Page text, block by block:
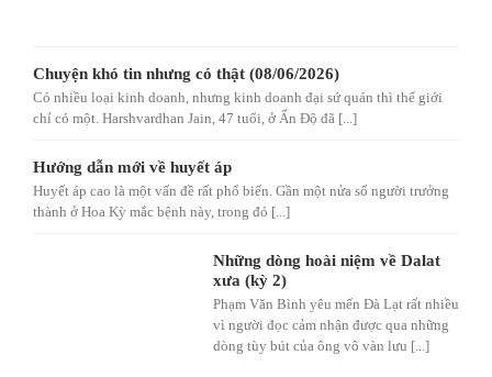
Chuyện khó tin nhưng có thật (08/06/2026)
Có nhiều loại kinh doanh, nhưng kinh doanh đại sứ quán thì thế giới
chỉ có một. Harshvardhan Jain, 47 tuổi, ở Ấn Độ đã [...]
Hướng dẫn mới về huyết áp
Huyết áp cao là một vấn đề rất phổ biến. Gần một nửa số người trưởng
thành ở Hoa Kỳ mắc bệnh này, trong đó [...]
Những dòng hoài niệm về Dalat
xưa (kỳ 2)
Phạm Văn Bình yêu mến Đà Lạt rất nhiều
vì người đọc cảm nhận được qua những
dòng tùy bút của ông vô vàn lưu [...]